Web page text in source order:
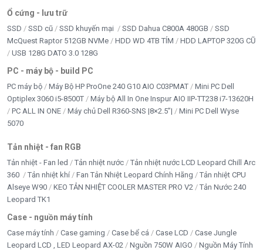
Ổ cứng - lưu trữ
SSD SSD cũ SSD khuyến mại SSD Dahua C800A 480GB
SSD
McQuest Raptor 512GB NVMe
HDD WD 4TB TÍM
HDD LAPTOP 320G CŨ
USB 128G DATO 3.0 128G
PC - máy bộ - build PC
PC máy bộ Máy Bộ HP ProOne 240 G10 AIO C03PMAT
Mini PC Dell
Optiplex 3060 i5-8500T
Máy bộ All In One Inspur AIO IIP-TT238 i7-13620H
PC ALL IN ONE
Máy chủ Dell R360-SNS |8×2.5”|
Mini PC Dell Wyse
5070
Tản nhiệt - fan RGB
Tản nhiệt - Fan led Tản nhiệt nước
Tản nhiệt nước LCD Leopard Chill Arc
360
Tản nhiệt khí Fan Tản Nhiệt Leopard Chính Hãng
Tản nhiệt CPU
Alseye W90
KEO TẢN NHIỆT COOLER MASTER PRO V2
Tản Nước 240
Leopard TK1
Case - nguồn máy tính
Case máy tính Case gaming Case bể cá Case LCD
Case Jungle
Leopard LCD , LED Leopard AX-02
Nguồn 750W AIGO
Nguồn Máy Tính